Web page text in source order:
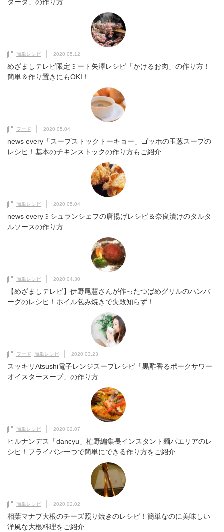
タータ」の作り方
簡単レシピ 2020.05.12
めざましテレビ限定ミート矢澤レシピ「かけるお肉」の作り方！
簡単＆作り置きにもOKI！
フード 2020.05.04
news every「スープストックトーキョー」ゴッホの玉葱スープの
レシピ！基本のチキンストックの作り方もご紹介
簡単レシピ 2020.05.04
news everyミシュランシェフの唐揚げレシピ＆奈良漬けのタルタ
ルソースの作り方
簡単レシピ 2020.04.30
【めざましテレビ】伊野尾慧さんが作ったつばめグリルのハンバ
ーグのレシピ！ホイル包み焼きで失敗知らず！
フード 簡単レシピ 2020.03.23
スッキリAtsushi電子レンジスープレシピ「黒酢香るポークサワー
オイスタースープ」の作り方
簡単レシピ 2020.02.07
ヒルナンデス「dancyu」植野編集長インスタント麺パエリアのレ
シピ！フライパン一つで簡単にできる作り方をご紹介
簡単レシピ 2020.02.02
相葉マナブ大根のチーズ照り焼きのレシピ！簡単なのに美味しい
洋風な大根料理をご紹介